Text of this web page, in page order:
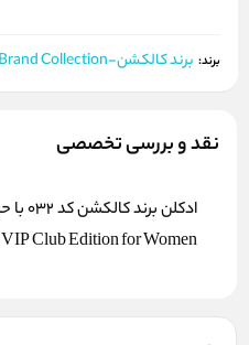
برند: برند کالکشن-Brand Collection
نقد و بررسی تخصصی
VIP Club Edition for Women از برند ...